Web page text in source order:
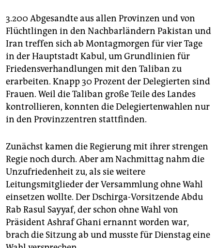
3.200 Abgesandte aus allen Provinzen und von
Flüchtlingen in den Nachbarländern Pakistan und
Iran treffen sich ab Montagmorgen für vier Tage
in der Hauptstadt Kabul, um Grundlinien für
Friedensverhandlungen mit den Taliban zu
erarbeiten. Knapp 30 Prozent der Delegierten sind
Frauen. Weil die Taliban große Teile des Landes
kontrollieren, konnten die Delegiertenwahlen nur
in den Provinzzentren stattfinden.
Zunächst kamen die Regierung mit ihrer strengen
Regie noch durch. Aber am Nachmittag nahm die
Unzufriedenheit zu, als sie weitere
Leitungsmitglieder der Versammlung ohne Wahl
einsetzen wollte. Der Dschirga-Vorsitzende Abdu
Rab Rasul Sayyaf, der schon ohne Wahl von
Präsident Ashraf Ghani ernannt worden war,
brach die Sitzung ab und musste für Dienstag eine